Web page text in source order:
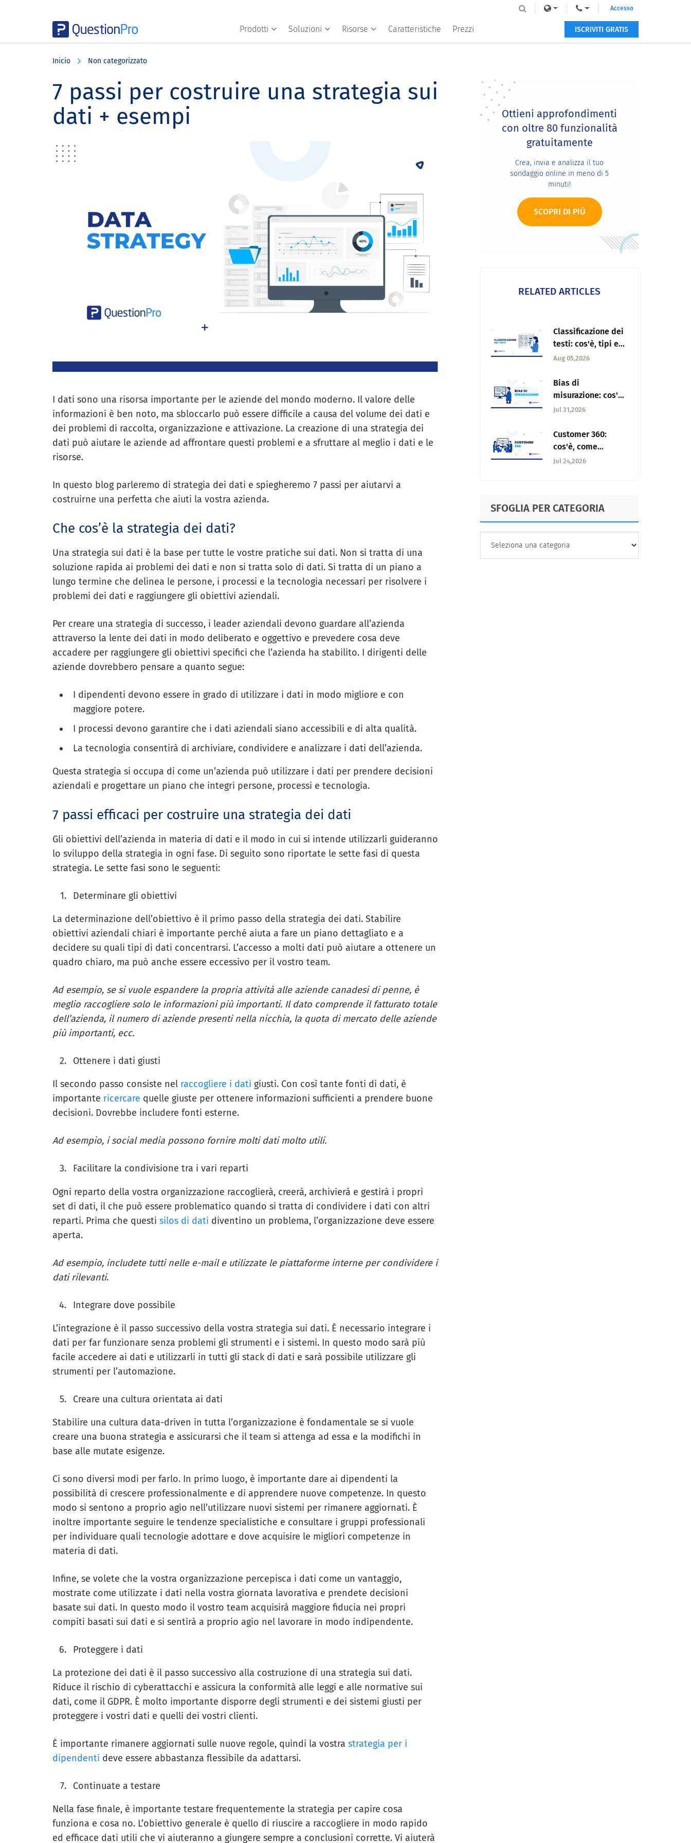
Prodotti Soluzioni Risorse Caratteristiche Prezzi
Accesso
ISCRIVITI GRATIS
Inicio Non categorizzato
7 passi per costruire una strategia sui
dati + esempi
I dati sono una risorsa importante per le aziende del mondo moderno. Il valore delle
informazioni è ben noto, ma sbloccarlo può essere difficile a causa del volume dei dati e
dei problemi di raccolta, organizzazione e attivazione. La creazione di una strategia dei
dati può aiutare le aziende ad affrontare questi problemi e a sfruttare al meglio i dati e le
risorse.
In questo blog parleremo di strategia dei dati e spiegheremo 7 passi per aiutarvi a
costruirne una perfetta che aiuti la vostra azienda.
Che cos’è la strategia dei dati?
Una strategia sui dati è la base per tutte le vostre pratiche sui dati. Non si tratta di una
soluzione rapida ai problemi dei dati e non si tratta solo di dati. Si tratta di un piano a
lungo termine che delinea le persone, i processi e la tecnologia necessari per risolvere i
problemi dei dati e raggiungere gli obiettivi aziendali.
Per creare una strategia di successo, i leader aziendali devono guardare all’azienda
attraverso la lente dei dati in modo deliberato e oggettivo e prevedere cosa deve
accadere per raggiungere gli obiettivi specifici che l’azienda ha stabilito. I dirigenti delle
aziende dovrebbero pensare a quanto segue:
I dipendenti devono essere in grado di utilizzare i dati in modo migliore e con
maggiore potere.
I processi devono garantire che i dati aziendali siano accessibili e di alta qualità.
La tecnologia consentirà di archiviare, condividere e analizzare i dati dell’azienda.
Questa strategia si occupa di come un’azienda può utilizzare i dati per prendere decisioni
aziendali e progettare un piano che integri persone, processi e tecnologia.
7 passi efficaci per costruire una strategia dei dati
Gli obiettivi dell’azienda in materia di dati e il modo in cui si intende utilizzarli guideranno
lo sviluppo della strategia in ogni fase. Di seguito sono riportate le sette fasi di questa
strategia. Le sette fasi sono le seguenti:
Determinare gli obiettivi
La determinazione dell’obiettivo è il primo passo della strategia dei dati. Stabilire
obiettivi aziendali chiari è importante perché aiuta a fare un piano dettagliato e a
decidere su quali tipi di dati concentrarsi. L’accesso a molti dati può aiutare a ottenere un
quadro chiaro, ma può anche essere eccessivo per il vostro team.
Ad esempio, se si vuole espandere la propria attività alle aziende canadesi di penne, è
meglio raccogliere solo le informazioni più importanti. Il dato comprende il fatturato totale
dell’azienda, il numero di aziende presenti nella nicchia, la quota di mercato delle aziende
più importanti, ecc.
Ottenere i dati giusti
Il secondo passo consiste nel raccogliere i dati giusti. Con così tante fonti di dati, è
importante ricercare quelle giuste per ottenere informazioni sufficienti a prendere buone
decisioni. Dovrebbe includere fonti esterne.
Ad esempio, i social media possono fornire molti dati molto utili.
Facilitare la condivisione tra i vari reparti
Ogni reparto della vostra organizzazione raccoglierà, creerà, archivierà e gestirà i propri
set di dati, il che può essere problematico quando si tratta di condividere i dati con altri
reparti. Prima che questi silos di dati diventino un problema, l’organizzazione deve essere
aperta.
Ad esempio, includete tutti nelle e-mail e utilizzate le piattaforme interne per condividere i
dati rilevanti.
Integrare dove possibile
L’integrazione è il passo successivo della vostra strategia sui dati. È necessario integrare i
dati per far funzionare senza problemi gli strumenti e i sistemi. In questo modo sarà più
facile accedere ai dati e utilizzarli in tutti gli stack di dati e sarà possibile utilizzare gli
strumenti per l’automazione.
Creare una cultura orientata ai dati
Stabilire una cultura data-driven in tutta l’organizzazione è fondamentale se si vuole
creare una buona strategia e assicurarsi che il team si attenga ad essa e la modifichi in
base alle mutate esigenze.
Ci sono diversi modi per farlo. In primo luogo, è importante dare ai dipendenti la
possibilità di crescere professionalmente e di apprendere nuove competenze. In questo
modo si sentono a proprio agio nell’utilizzare nuovi sistemi per rimanere aggiornati. È
inoltre importante seguire le tendenze specialistiche e consultare i gruppi professionali
per individuare quali tecnologie adottare e dove acquisire le migliori competenze in
materia di dati.
Infine, se volete che la vostra organizzazione percepisca i dati come un vantaggio,
mostrate come utilizzate i dati nella vostra giornata lavorativa e prendete decisioni
basate sui dati. In questo modo il vostro team acquisirà maggiore fiducia nei propri
compiti basati sui dati e si sentirà a proprio agio nel lavorare in modo indipendente.
Proteggere i dati
La protezione dei dati è il passo successivo alla costruzione di una strategia sui dati.
Riduce il rischio di cyberattacchi e assicura la conformità alle leggi e alle normative sui
dati, come il GDPR. È molto importante disporre degli strumenti e dei sistemi giusti per
proteggere i vostri dati e quelli dei vostri clienti.
È importante rimanere aggiornati sulle nuove regole, quindi la vostra strategia per i
dipendenti deve essere abbastanza flessibile da adattarsi.
Continuate a testare
Nella fase finale, è importante testare frequentemente la strategia per capire cosa
funziona e cosa no. L’obiettivo generale è quello di riuscire a raccogliere in modo rapido
ed efficace dati utili che vi aiuteranno a giungere sempre a conclusioni corrette. Vi aiuterà
Primary
Sidebar
Ottieni approfondimenti
con oltre 80 funzionalità
gratuitamente
Crea, invia e analizza il tuo
sondaggio online in meno di 5
minuti!
SCOPRI DI PIÙ
RELATED ARTICLES
Classificazione dei
testi: cos'è, tipi e
come usarla
feedback
Aug 05,2026
Bias di
misurazione: cos'è,
tipi e come
sondaggi
Jul 31,2026
Customer 360:
cos'è, come
funziona e perché
Jul 24,2026
SFOGLIA PER CATEGORIA
PER
CATEGORIA